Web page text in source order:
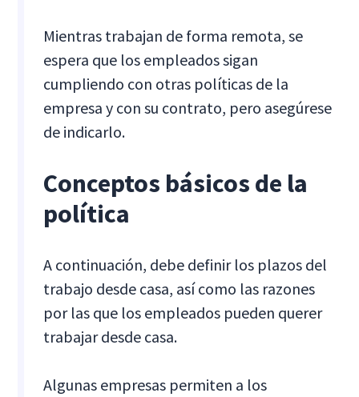
Mientras trabajan de forma remota, se
espera que los empleados sigan
cumpliendo con otras políticas de la
empresa y con su contrato, pero asegúrese
de indicarlo.
Conceptos básicos de la
política
A continuación, debe definir los plazos del
trabajo desde casa, así como las razones
por las que los empleados pueden querer
trabajar desde casa.
Algunas empresas permiten a los